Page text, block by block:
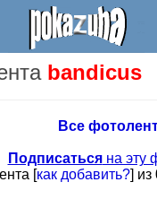
bandicus
Все
Подписатьсяна эту
[как добавить?] из